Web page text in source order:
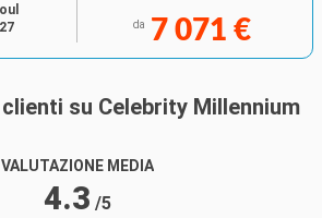
da 7 071 €
su Celebrity Millennium
VALUTAZIONE MEDIA
4.3 /5